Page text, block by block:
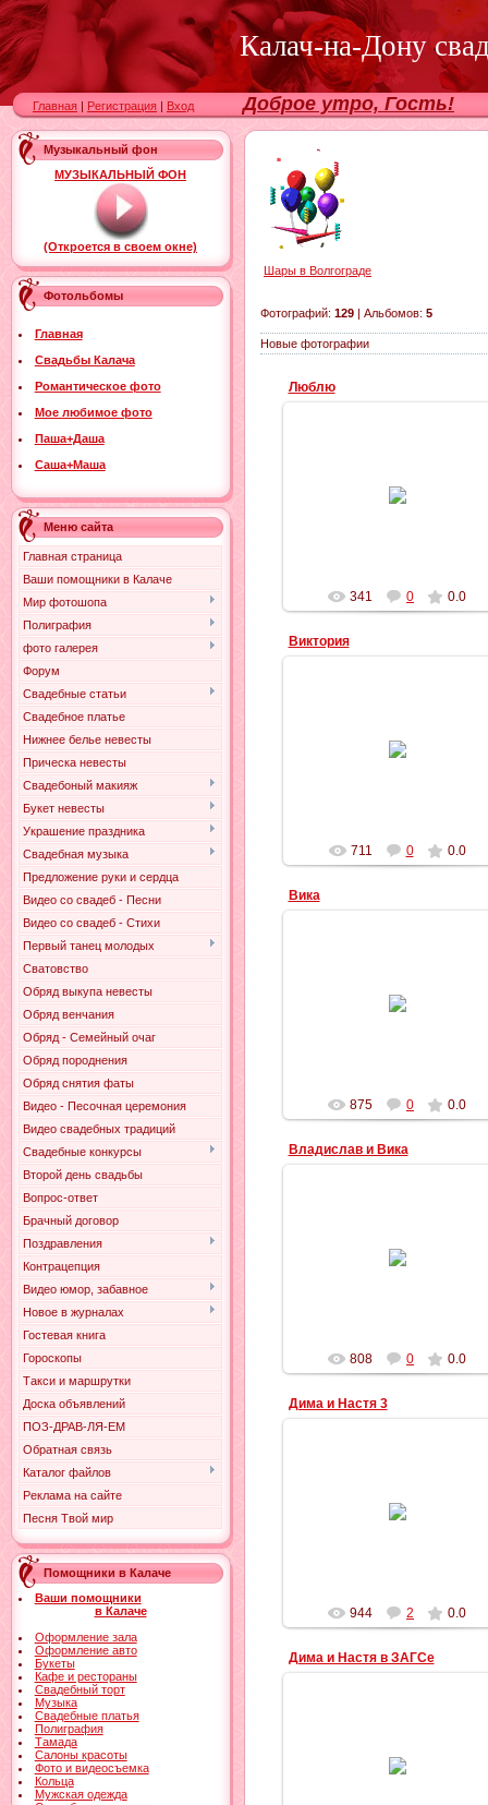
Калач-на-Дону
Главная | Регистрация | Вход Доброе утро, Гость!
Музыкальный фон
МУЗЫКАЛЬНЫЙ ФОН
(Откроется в своем окне)
Фотольбомы
Главная
Свадьбы Калача
Романтическое фото
Мое любимое фото
Паша+Даша
Саша+Маша
Меню сайта
Главная страница
Ваши помощники в Калаче
Мир фотошопа
Полиграфия
фото галерея
Форум
Свадебные статьи
Свадебное платье
Нижнее белье невесты
Прическа невесты
Свадебоный макияж
Букет невесты
Украшение праздника
Свадебная музыка
Предложение руки и сердца
Видео со свадеб - Песни
Видео со свадеб - Стихи
Первый танец молодых
Сватовство
Обряд выкупа невесты
Обряд венчания
Обряд - Семейный очаг
Обряд породнения
Обряд снятия фаты
Видео - Песочная церемония
Видео свадебных традиций
Свадебные конкурсы
Второй день свадьбы
Вопрос-ответ
Брачный договор
Поздравления
Контрацепция
Видео юмор, забавное
Новое в журналах
Гостевая книга
Гороскопы
Такси и маршрутки
Доска объявлений
ПОЗ-ДРАВ-ЛЯ-ЕМ
Обратная связь
Каталог файлов
Реклама на сайте
Песня Твой мир
Помощники в Калаче
Ваши помощники
в Калаче
Оформление зала
Оформление авто
Букеты
Кафе и рестораны
Свадебный торт
Музыка
Свадебные платья
Полиграфия
Тамада
Салоны красоты
Фото и видеосъемка
Кольца
Мужская одежда
Шары в Волгограде
Фотографий: 129 | Альбомов: 5
Новые фотографии
Люблю
Люблю
341 0 0.0
Виктория
711 0 0.0
Вика
875 0 0.0
Владислав и Вика
808 0 0.0
Дима и Настя 3
944 2 0.0
Дима и Настя в ЗАГСе